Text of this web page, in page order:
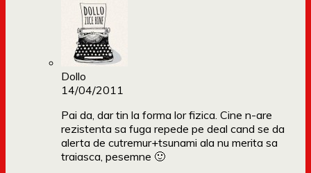
Dollo
14/04/2011
Pai da, dar tin la forma lor fizica. Cine n-are
rezistenta sa fuga repede pe deal cand se da
alerta de cutremur+tsunami ala nu merita sa
traiasca, pesemne 🙂